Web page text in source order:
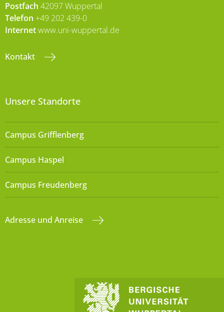
Postfach 42097 Wuppertal
Telefon +49 202 439-0
Internetwww.uni-wuppertal.de
Kontakt
Unsere Standorte
Campus Grifflenberg
Campus Haspel
Campus Freudenberg
Adresse und Anreise